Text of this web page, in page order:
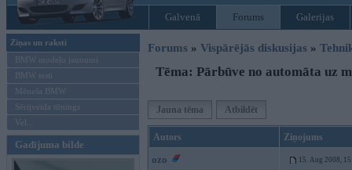
Galvenā Forums Galerijas
Ziņas un raksti
BMW modeļu jaunumi
BMW testi
Mēneša BMW
Sērijveida tūnings
Vel...
Gadījuma bilde
Forums » Vispārējās diskusijas »
Tēma: Pārbūve no automāta uz
Jauna tēma Atbildēt
Autors Ziņojums
ozo 15. Aug 2008,